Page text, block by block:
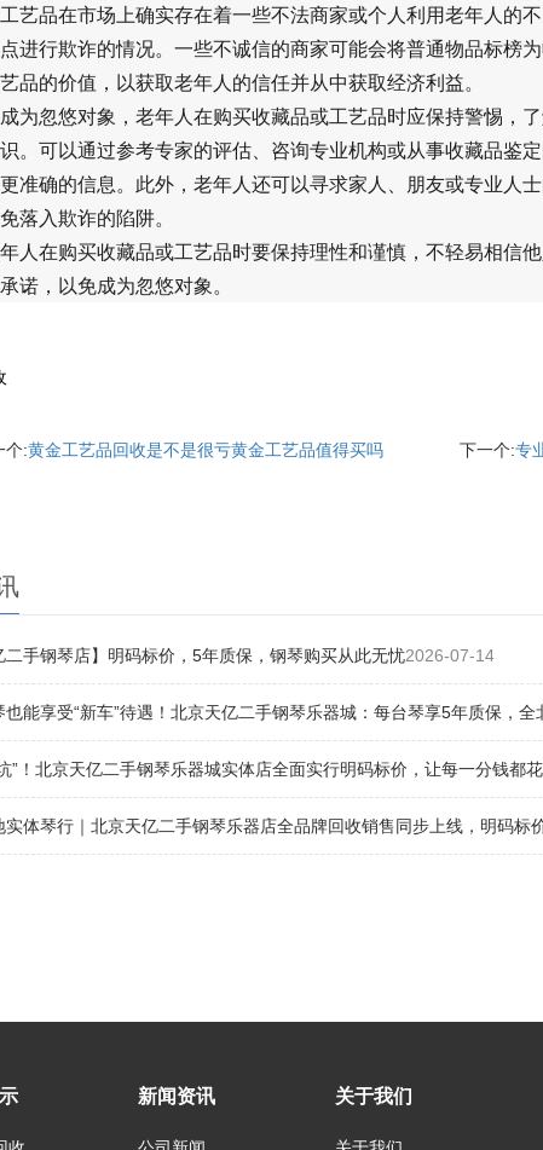
艺品在市场上确实存在着一些不法商家或个人利用老年人的
进行欺诈的情况。一些不诚信的商家可能会将普通物品标榜
品的价值，以获取老年人的信任并从中获取经济利益。
为忽悠对象，老年人在购买收藏品或工艺品时应保持警惕，
。可以通过参考专家的评估、咨询专业机构或从事收藏品鉴
准确的信息。此外，老年人还可以寻求家人、朋友或专业人
落入欺诈的陷阱。
人在购买收藏品或工艺品时要保持理性和谨慎，不轻易相信
诺，以免成为忽悠对象。
个:黄金工艺品回收是不是很亏黄金工艺品值得买吗 下一个:专
二手钢琴店】明码标价，5年质保，钢琴购买从此无忧2026-07-14
也能享受“新车”待遇！北京天亿二手钢琴乐器城：每台琴享5年质保，全
”！北京天亿二手钢琴乐器城实体店全面实行明码标价，让每一分钱都
实体琴行｜北京天亿二手钢琴乐器店全品牌回收销售同步上线，明码标
新闻资讯 关于我们